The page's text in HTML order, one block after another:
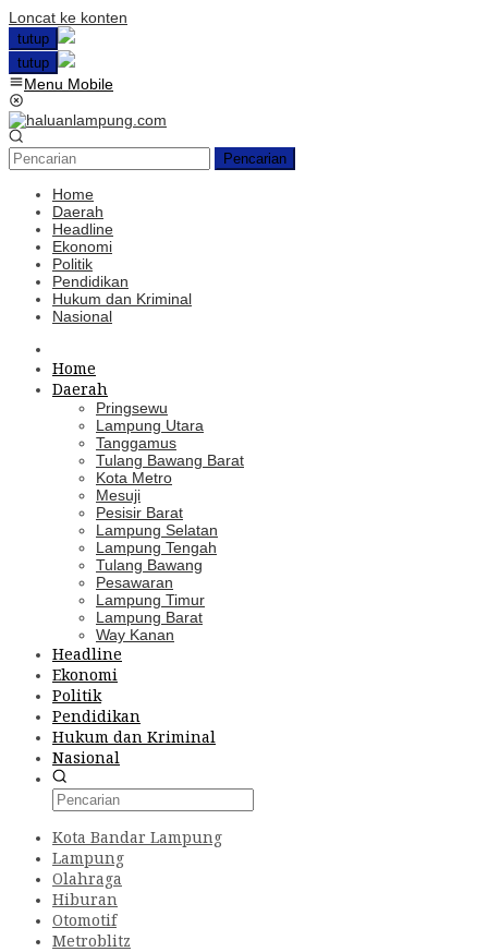
Loncat ke konten
tutup
tutup
Menu Mobile
Pencarian
Home
Daerah
Headline
Ekonomi
Politik
Pendidikan
Hukum dan Kriminal
Nasional
Home
Daerah
Pringsewu
Lampung Utara
Tanggamus
Tulang Bawang Barat
Kota Metro
Mesuji
Pesisir Barat
Lampung Selatan
Lampung Tengah
Tulang Bawang
Pesawaran
Lampung Timur
Lampung Barat
Way Kanan
Headline
Ekonomi
Politik
Pendidikan
Hukum dan Kriminal
Nasional
Kota Bandar Lampung
Lampung
Olahraga
Hiburan
Otomotif
Metroblitz